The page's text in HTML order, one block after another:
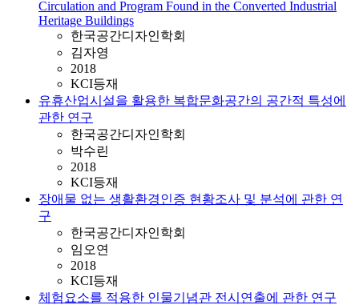
Circulation and Program Found in the Converted Industrial
Heritage Buildings
한국공간디자인학회
김자영
2018
KCI등재
유휴산업시설을 활용한 복합문화공간의 공간적 특성에
관한 연구
한국공간디자인학회
박수린
2018
KCI등재
장애물 없는 생활환경인증 현황조사 및 분석에 관한 연
구
한국공간디자인학회
임오연
2018
KCI등재
체험요소를 적용한 인물기념관 전시연출에 관한 연구